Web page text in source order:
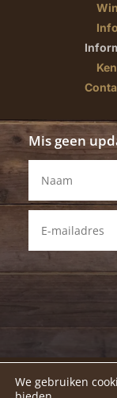
Mis geen
We gebruiken